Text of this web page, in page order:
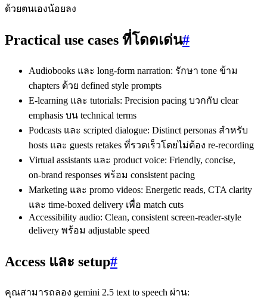
ด้วยตนเองน้อยลง
Practical use cases ที่โดดเด่น#
Audiobooks และ long‑form narration: รักษา tone ข้าม
chapters ด้วย defined style prompts
E‑learning และ tutorials: Precision pacing บวกกับ clear
emphasis บน technical terms
Podcasts และ scripted dialogue: Distinct personas สำหรับ
hosts และ guests retakes ที่รวดเร็วโดยไม่ต้อง re‑recording
Virtual assistants และ product voice: Friendly, concise,
on‑brand responses พร้อม consistent pacing
Marketing และ promo videos: Energetic reads, CTA clarity
และ time‑boxed delivery เพื่อ match cuts
Accessibility audio: Clean, consistent screen‑reader‑style
delivery พร้อม adjustable speed
Access และ setup#
คุณสามารถลอง gemini 2.5 text to speech ผ่าน: